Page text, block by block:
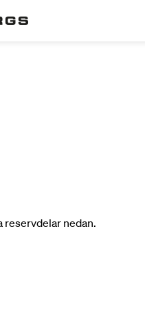
reservdelar nedan.